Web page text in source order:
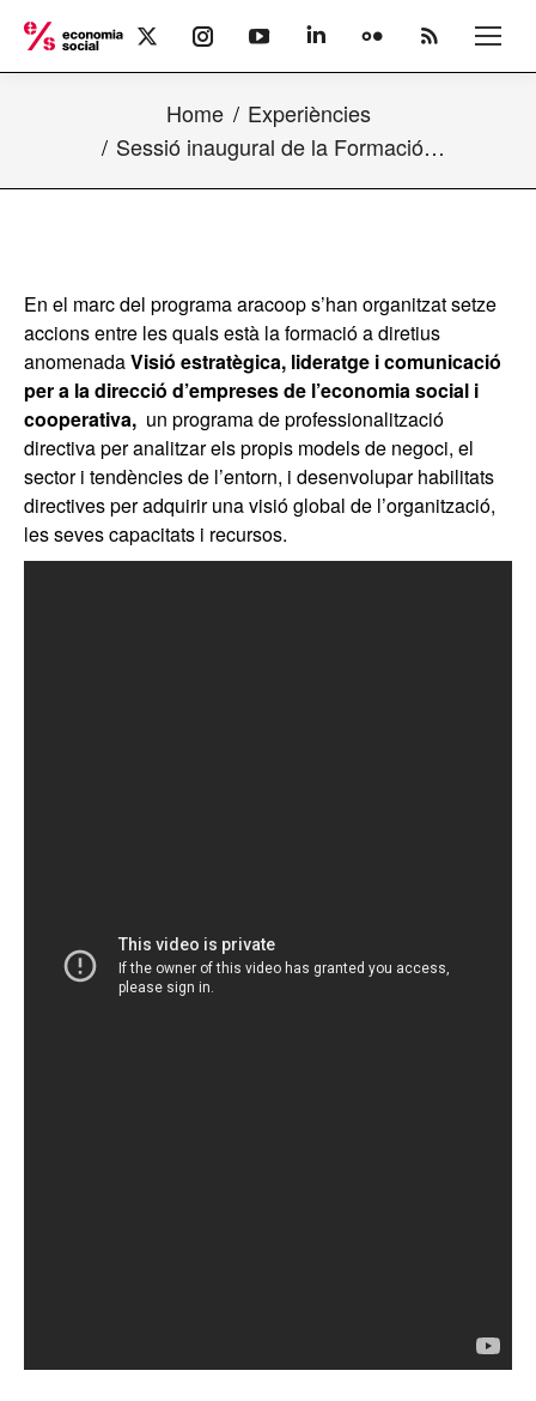
X
page
new
window
Instagram
page
in
new
window
YouTube
page
in
new
window
Linkedin
page
in
new
window
Flickr
page
in
new
window
Rss
page
window
Home
Experiències
Sessió inaugural de la Formació…
En el marc del programa aracoop s’han organitzat setze
accions entre les quals està la formació a diretius
anomenadaVisió estratègica, lideratge i comunicació
per a la direcció d’empreses de l’economia social i
cooperativa, un programa de professionalització
directiva per analitzar els propis models de negoci, el
sector i tendències de l’entorn, i desenvolupar habilitats
directives per adquirir una visió global de l’organització,
les seves capacitats i recursos.